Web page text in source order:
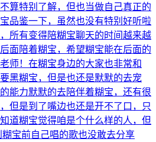
算特别了解，但也当做自己真正的
品鉴一下，虽然也没有特别好听啦
所有变得陪糊宝聊天的时间越来越
面陪着糊宝，希望糊宝能在后面的
师！在糊宝身边的大家也非常和
黑糊宝，但是也还是默默的去宠
能力默默的去陪伴着糊宝，还有很
但是到了嘴边也还是开不了口，只
道糊宝觉得咱是个什么样的人，但
宝前自己唱的歌也没敢去分享